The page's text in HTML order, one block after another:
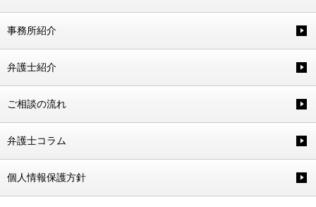
事務所紹介
弁護士紹介
ご相談の流れ
弁護士コラム
個人情報保護方針